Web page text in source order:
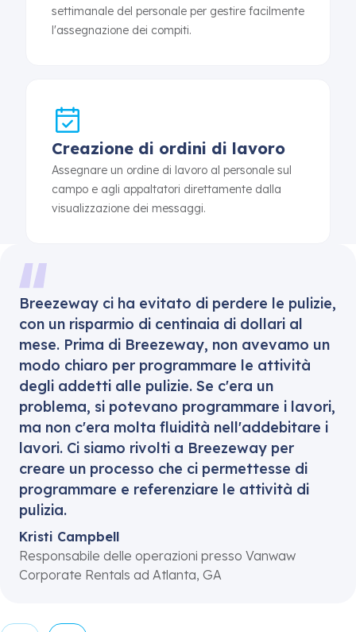
settimanale del personale per gestire facilmente
l'assegnazione dei compiti.
Creazione di ordini di lavoro
Assegnare un ordine di lavoro al personale sul
campo e agli appaltatori direttamente dalla
visualizzazione dei messaggi.
Breezeway ci ha evitato di perdere le pulizie,
con un risparmio di centinaia di dollari al
mese. Prima di Breezeway, non avevamo un
modo chiaro per programmare le attività
degli addetti alle pulizie. Se c'era un
problema, si potevano programmare i lavori,
ma non c'era molta fluidità nell'addebitare i
lavori. Ci siamo rivolti a Breezeway per
creare un processo che ci permettesse di
programmare e referenziare le attività di
pulizia.
Kristi Campbell
Responsabile delle operazioni presso Vanwaw
Corporate Rentals ad Atlanta, GA